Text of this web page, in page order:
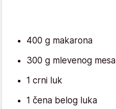
400 g makarona
300 g mlevenog mesa
1 crni luk
1 čena belog luka